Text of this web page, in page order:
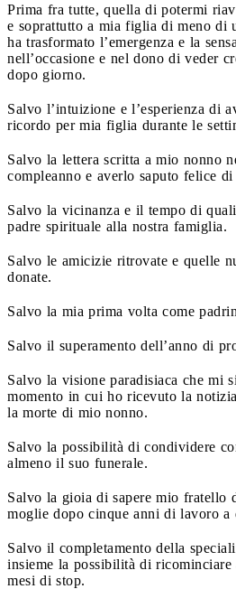
Prima fra tutte, quella di potermi
e soprattutto a mia figlia di meno di
ha trasformato l’emergenza e la
nell’occasione e nel dono di veder
dopo giorno.
Salvo l’intuizione e l’esperienza di
ricordo per mia figlia durante le
Salvo la lettera scritta a mio nonno
compleanno e averlo saputo felice
Salvo la vicinanza e il tempo di
padre spirituale alla nostra famiglia.
Salvo le amicizie ritrovate e quelle
donate.
Salvo la mia prima volta come
Salvo il superamento dell’anno di
Salvo la visione paradisiaca che mi
momento in cui ho ricevuto la
la morte di mio nonno.
Salvo la possibilità di condividere
almeno il suo funerale.
Salvo la gioia di sapere mio fratello
moglie dopo cinque anni di lavoro a
Salvo il completamento della
insieme la possibilità di
mesi di stop.